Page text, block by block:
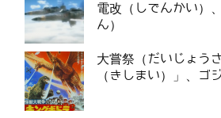
電改（しでんかい）
ん）
大嘗祭（だいじょう
（きしまい）」、ゴ